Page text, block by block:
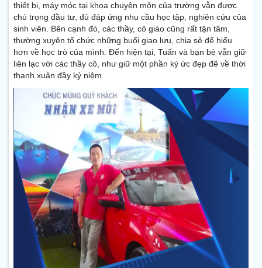
thiết bị, máy móc tại khoa chuyên môn của trường vẫn được
chú trọng đầu tư, đủ đáp ứng nhu cầu học tập, nghiên cứu của
sinh viên. Bên cạnh đó, các thầy, cô giáo cũng rất tận tâm,
thường xuyên tổ chức những buổi giao lưu, chia sẻ để hiểu
hơn về học trò của mình. Đến hiện tại, Tuấn và bạn bè vẫn giữ
liên lạc với các thầy cô, như giữ một phần ký ức đẹp đẽ về thời
thanh xuân đầy kỷ niệm.